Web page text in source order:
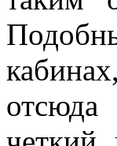
отсюда